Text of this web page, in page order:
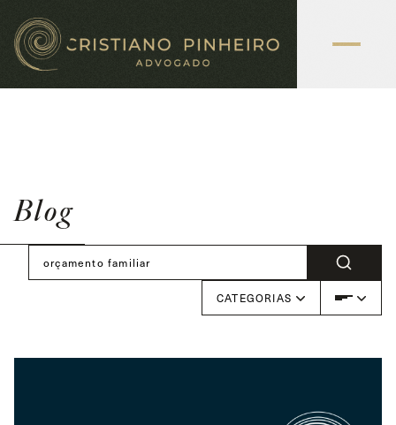
Blog
CATEGORIAS